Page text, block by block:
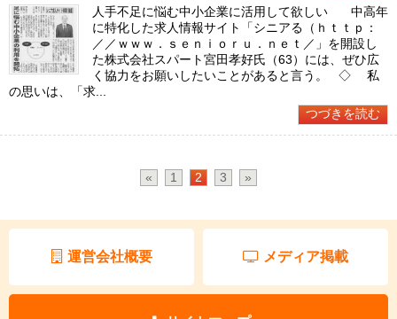
人手不足に悩む中小企業に活用して欲しい 中高年
に特化した求人情報サイト「シニアる（ｈｔｔｐ：
／／ｗｗｗ．ｓｅｎｉｏｒｕ．ｎｅｔ／」を開設し
た株式会社スパート宮田孝好氏（63）には、ぜひ広
く協力をお願いしたいことがあると言う。 ◇ 私
の思いは、「求...
つづきを読む
« 1 2 3 »
運営会社概要 メディア掲載